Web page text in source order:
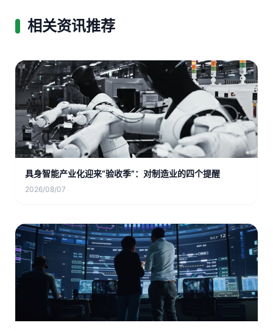
相关资讯推荐
具身智能产业化迎来“验收季”：对制造业的四个提醒
2026/08/07